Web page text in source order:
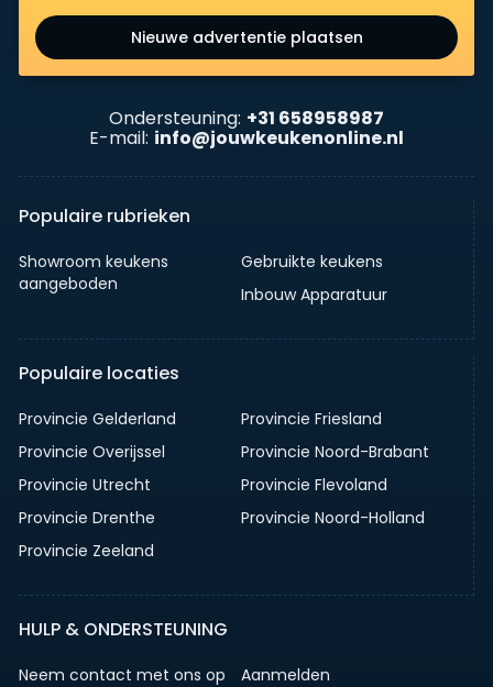
Nieuwe advertentie plaatsen
Ondersteuning: +31 658958987
E-mail: info@jouwkeukenonline.nl
Populaire rubrieken
Showroom keukens
aangeboden
Gebruikte keukens
Inbouw Apparatuur
Populaire locaties
Provincie Gelderland
Provincie Friesland
Provincie Overijssel
Provincie Noord-Brabant
Provincie Utrecht
Provincie Flevoland
Provincie Drenthe
Provincie Noord-Holland
Provincie Zeeland
HULP & ONDERSTEUNING
Neem contact met ons op Aanmelden